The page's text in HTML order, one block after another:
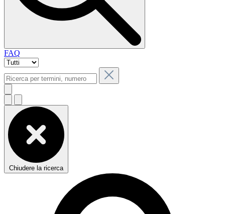
FAQ
Chiudere la ricerca